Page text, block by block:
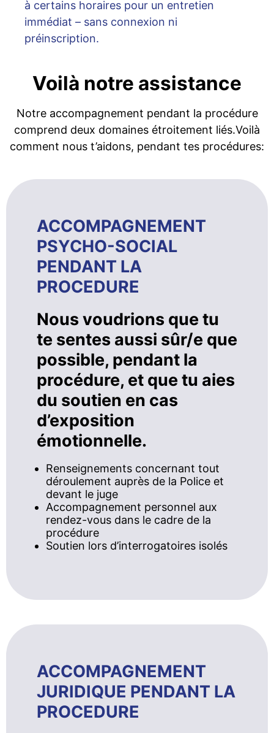
à certains horaires pour un entretien
immédiat – sans connexion ni
préinscription.
Voilà notre assistance
Notre accompagnement pendant la procédure
comprend deux domaines étroitement liés.Voilà
comment nous t’aidons, pendant tes procédures:
ACCOMPAGNEMENT
PSYCHO-SOCIAL
PENDANT LA
PROCEDURE
Nous voudrions que tu
te sentes aussi sûr/e que
possible, pendant la
procédure, et que tu aies
du soutien en cas
d’exposition
émotionnelle.
Renseignements concernant tout
déroulement auprès de la Police et
devant le juge
Accompagnement personnel aux
rendez-vous dans le cadre de la
procédure
Soutien lors d’interrogatoires isolés
ACCOMPAGNEMENT
JURIDIQUE PENDANT LA
PROCEDURE